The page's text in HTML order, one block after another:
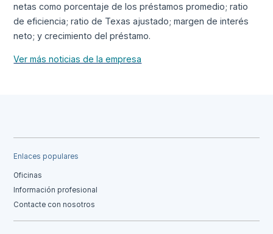
netas como porcentaje de los préstamos promedio; ratio
de eficiencia; ratio de Texas ajustado; margen de interés
neto; y crecimiento del préstamo.
Ver más noticias de la empresa
Enlaces populares
Oficinas
Información profesional
Contacte con nosotros